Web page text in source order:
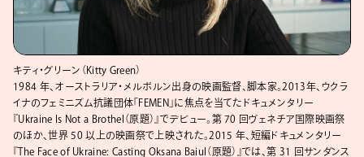
キティ・グリーン（Kitty Green）
1984 年、オーストラリア・メルボルン出身の映画監督、脚本家。2013年、ウクラ
イナのフェミニズム抗議団体「FEMEN」に焦点を当てたドキュメンタリー
『Ukraine Is Not a Brothel（原題）』でデビュー。第 70 回ヴェネチア国際映画祭
のほか、世界 50 以上の映画祭で上映された。2015 年、短編ドキュメンタリー
『The Face of Ukraine: Casting Oksana Baiul（原題）』では、第 31 回サンダンス